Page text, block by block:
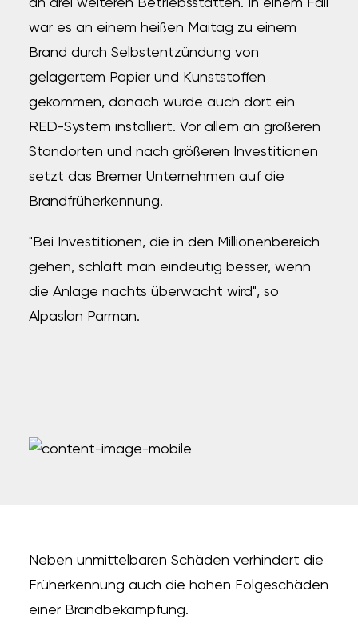
an drei weiteren Betriebsstätten. In einem Fall
war es an einem heißen Maitag zu einem
Brand durch Selbstentzündung von
gelagertem Papier und Kunststoffen
gekommen, danach wurde auch dort ein
RED-System installiert. Vor allem an größeren
Standorten und nach größeren Investitionen
setzt das Bremer Unternehmen auf die
Brandfrüherkennung.
"Bei Investitionen, die in den Millionenbereich
gehen, schläft man eindeutig besser, wenn
die Anlage nachts überwacht wird", so
Alpaslan Parman.
Neben unmittelbaren Schäden verhindert die
Früherkennung auch die hohen Folgeschäden
einer Brandbekämpfung.